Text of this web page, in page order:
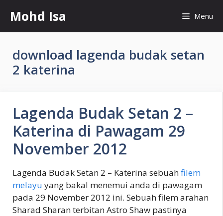
content
Mohd Isa Menu
download lagenda budak setan
2 katerina
Lagenda Budak Setan 2 –
Katerina di Pawagam 29
November 2012
Lagenda Budak Setan 2 – Katerina sebuahfilem
melayu yang bakal menemui anda di pawagam
pada 29 November 2012 ini. Sebuah filem arahan
Sharad Sharan terbitan Astro Shaw pastinya